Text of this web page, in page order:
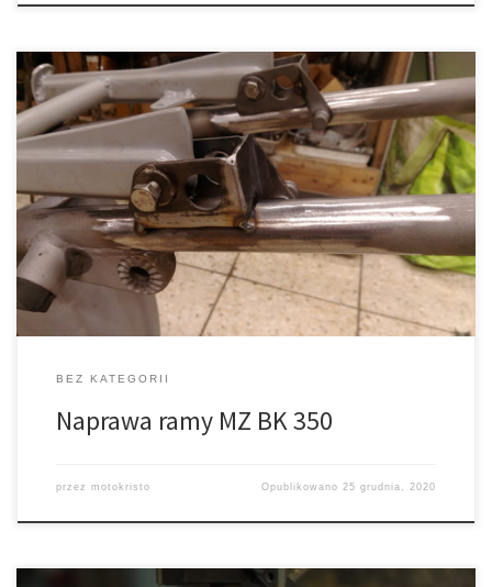
Rama, czyli główny element nośny motocykla, łączący w całość
wszystkie podzespoły. Musi utrzymać cały układ napędowy z
wzajemnym, prawidłowym położeniem elementów, także w
chwilach największego obciążenia. Konstrukcja przenosi
obciążenia niewytłumione przez zawieszenie, wynikające z
trudnych warunków terenowych, nieumiejętnej jazdy, a także
kumulujące się przez wszystkie luzy i uszkodzenia elementów
współpracujących. […]
BEZ KATEGORII
Naprawa ramy MZ BK 350
przez motokristo Opublikowano 25 grudnia, 2020